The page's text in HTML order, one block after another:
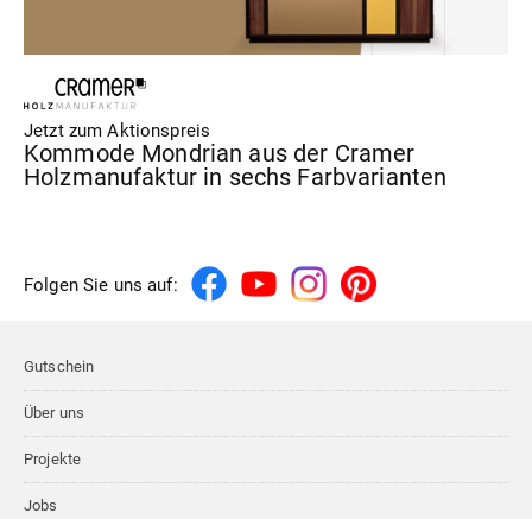
Jetzt zum Aktionspreis
Kommode Mondrian aus der Cramer
Holzmanufaktur in sechs Farbvarianten
Folgen Sie uns auf:
Gutschein
Über uns
Projekte
Jobs